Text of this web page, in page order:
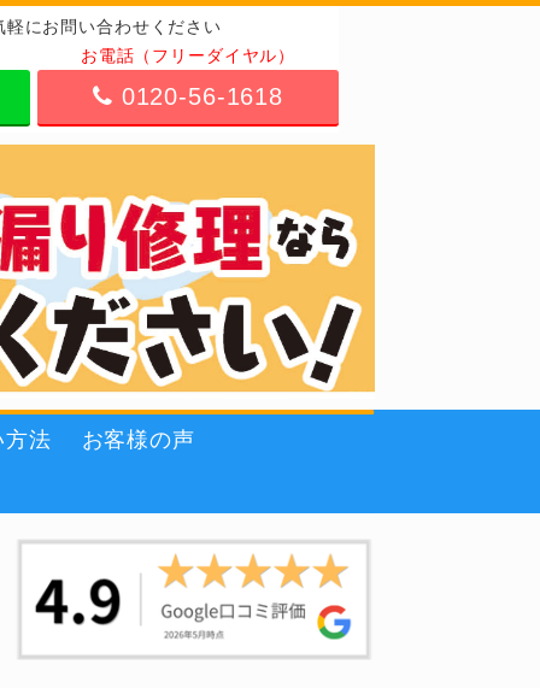
にお問い合わせください
お電話（フリーダイヤル）
0120-56-1618
方法 お客様の声